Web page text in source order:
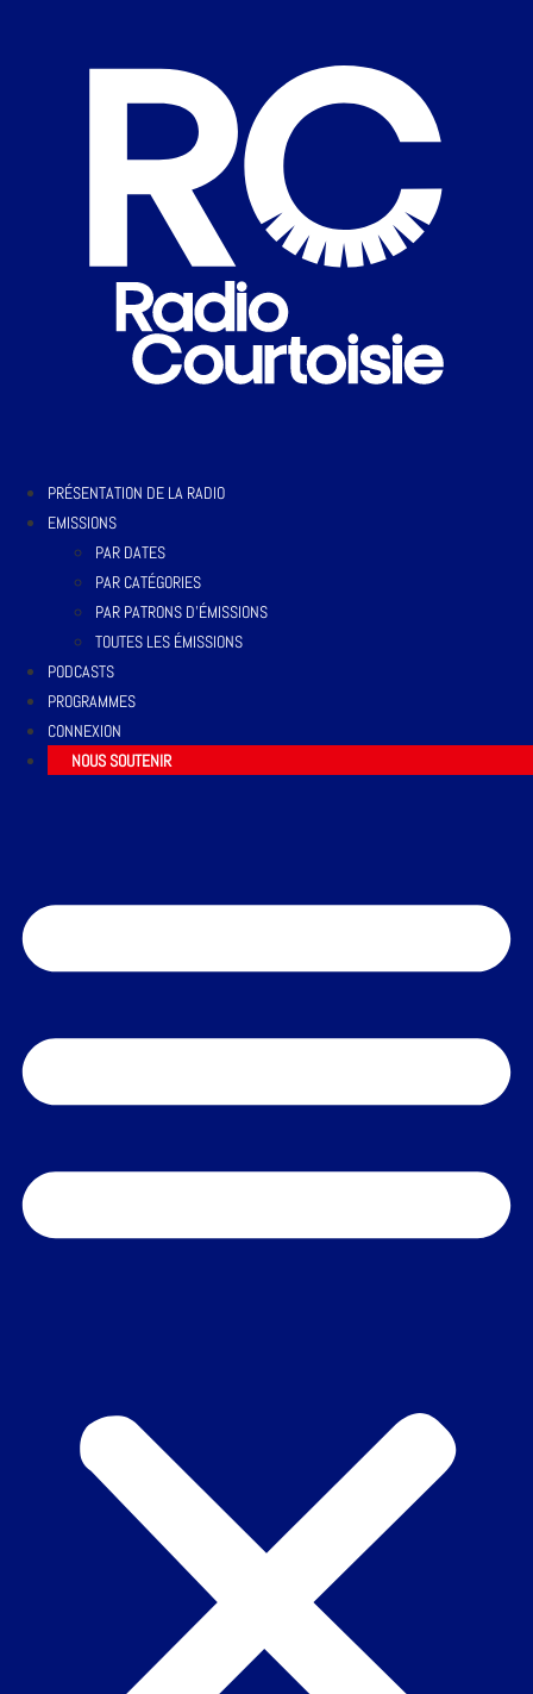
PRÉSENTATION DE LA RADIO
EMISSIONS
PAR DATES
PAR CATÉGORIES
PAR PATRONS D’ÉMISSIONS
TOUTES LES ÉMISSIONS
PODCASTS
PROGRAMMES
CONNEXION
NOUS SOUTENIR